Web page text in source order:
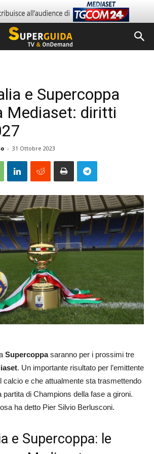
e Supercoppa
Mediaset: diritti
- 31 Ottobre 2023
Supercoppasaranno per i prossimi tre
. Un importante risultato per l’emittente
calcio e che attualmente sta trasmettendo
partita di Champions della fase a gironi.
ha detto Pier Silvio Berlusconi.
e Supercoppa: le